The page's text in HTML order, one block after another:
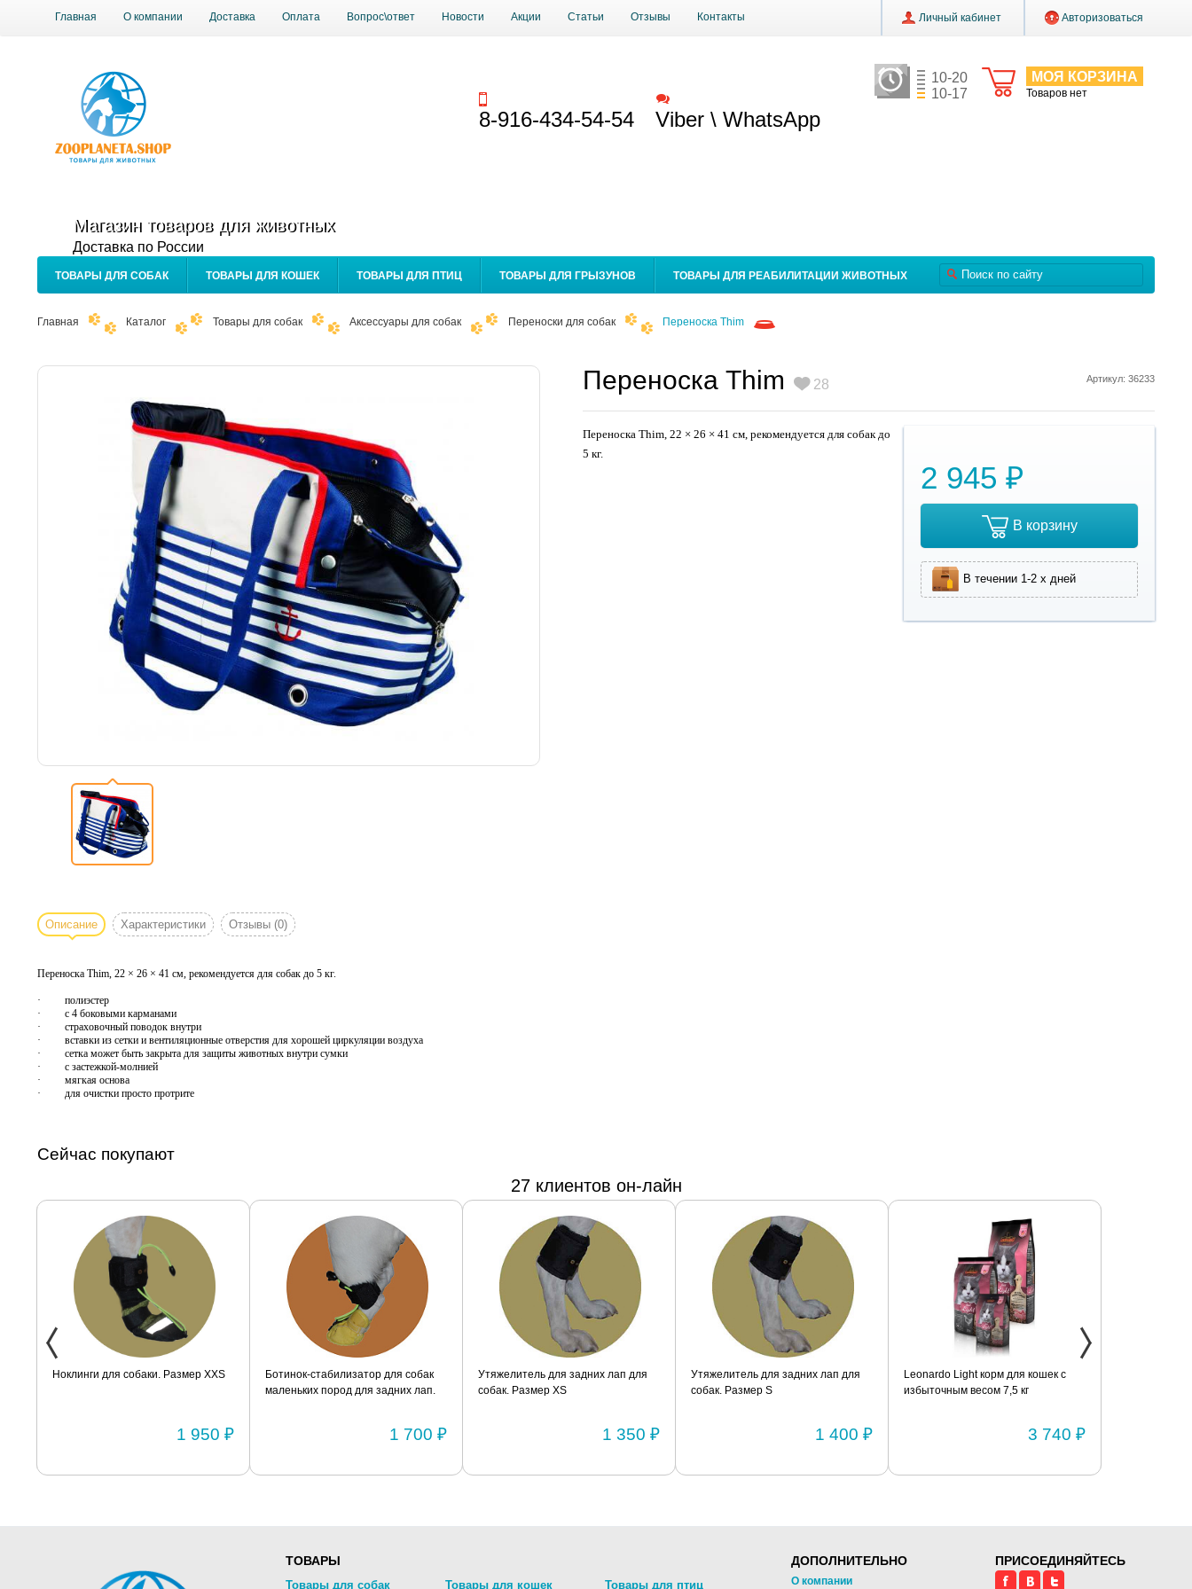
Главная О компании Доставка Оплата Вопрос\ответ Новости Акции Статьи Отзывы Контакты Личный кабинет Авторизоваться
МОЯ КОРЗИНА
Товаров нет
10-20
10-17
Магазин товаров для животных
Доставка по России
8-916-434-54-54 Viber \ WhatsApp
ТОВАРЫ ДЛЯ СОБАК ТОВАРЫ ДЛЯ КОШЕК ТОВАРЫ ДЛЯ ПТИЦ ТОВАРЫ ДЛЯ ГРЫЗУНОВ ТОВАРЫ ДЛЯ РЕАБИЛИТАЦИИ ЖИВОТНЫХ
Главная Каталог Товары для собак Аксессуары для собак Переноски для собак Переноска Thim
Артикул: 36233
Переноска Thim 28
2 945 ₽
В корзину
В течении 1-2 х дней
Переноска Thim, 22 × 26 × 41 см, рекомендуется для собак до
5 кг.
Описание Характеристики Отзывы (0)
Переноска Thim, 22 × 26 × 41 см, рекомендуется для собак до 5 кг.
· полиэстер
· с 4 боковыми карманами
· страховочный поводок внутри
· вставки из сетки и вентиляционные отверстия для хорошей циркуляции воздуха
· сетка может быть закрыта для защиты животных внутри сумки
· с застежкой-молнией
· мягкая основа
· для очистки просто протрите
Сейчас покупают
27 клиентов он-лайн
Ноклинги для собаки. Размер XXS
1 950 ₽
Ботинок-стабилизатор для собак
маленьких пород для задних лап.
1 700 ₽
Утяжелитель для задних лап для
собак. Размер XS
1 350 ₽
Утяжелитель для задних лап для
собак. Размер S
1 400 ₽
Leonardo Light корм для кошек с
избыточным весом 7,5 кг
3 740 ₽
ТОВАРЫ
Товары для собак Товары для кошек Товары для птиц
ДОПОЛНИТЕЛЬНО
О компании
ПРИСОЕДИНЯЙТЕСЬ